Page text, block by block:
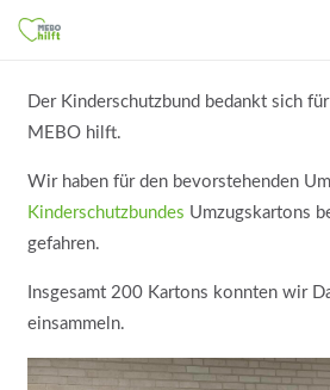
Der Kinderschutzbund bedankt sich
MEBO hilft.
Wir haben für den bevorstehenden
Kinderschutzbundes Umzugskartons
gefahren.
Insgesamt 200 Kartons konnten wir
einsammeln.